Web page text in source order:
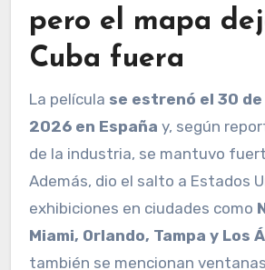
pero el mapa
Cuba fuera
La película se estrenó el 30
2026 en España y, según
de la industria, se mantuvo
Además, dio el salto a Estados
exhibiciones en ciudades como
Miami, Orlando, Tampa y Los
también se mencionan